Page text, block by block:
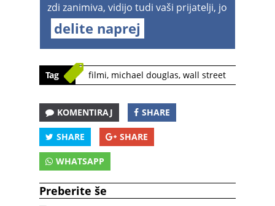
zdi zanimiva, vidijo tudi vaši prijatelji, jo
delite naprej
Tag filmi, michael douglas, wall street
KOMENTIRAJ SHARE
SHARE SHARE
WHATSAPP
Preberite še